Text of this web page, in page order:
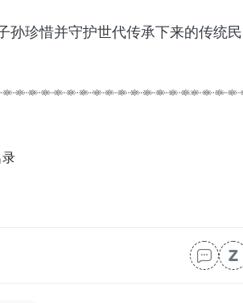
孙珍惜并守护世代传承下来的传统民